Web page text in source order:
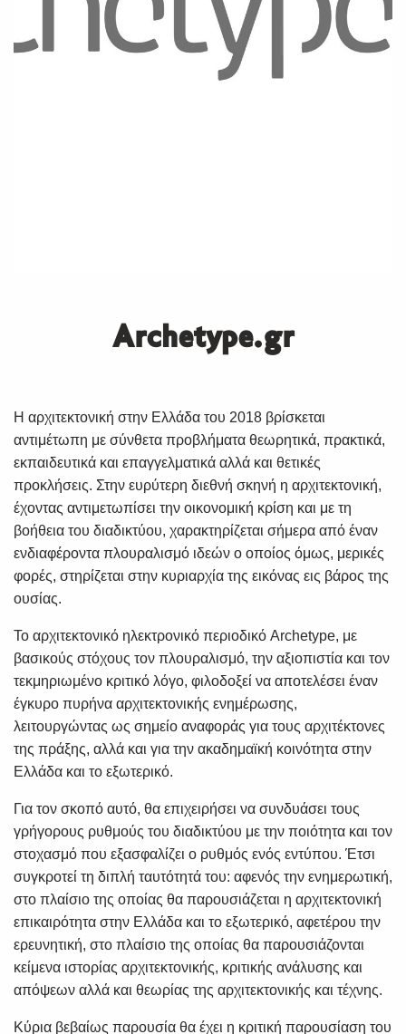
Archetype.gr
Η αρχιτεκτονική στην Ελλάδα του 2018 βρίσκεται
αντιμέτωπη με σύνθετα προβλήματα θεωρητικά, πρακτικά,
εκπαιδευτικά και επαγγελματικά αλλά και θετικές
προκλήσεις. Στην ευρύτερη διεθνή σκηνή η αρχιτεκτονική,
έχοντας αντιμετωπίσει την οικονομική κρίση και με τη
βοήθεια του διαδικτύου, χαρακτηρίζεται σήμερα από έναν
ενδιαφέροντα πλουραλισμό ιδεών ο οποίος όμως, μερικές
φορές, στηρίζεται στην κυριαρχία της εικόνας εις βάρος της
ουσίας.
Το αρχιτεκτονικό ηλεκτρονικό περιοδικό Archetype, με
βασικούς στόχους τον πλουραλισμό, την αξιοπιστία και τον
τεκμηριωμένο κριτικό λόγο, φιλοδοξεί να αποτελέσει έναν
έγκυρο πυρήνα αρχιτεκτονικής ενημέρωσης,
λειτουργώντας ως σημείο αναφοράς για τους αρχιτέκτονες
της πράξης, αλλά και για την ακαδημαϊκή κοινότητα στην
Ελλάδα και το εξωτερικό.
Για τον σκοπό αυτό, θα επιχειρήσει να συνδυάσει τους
γρήγορους ρυθμούς του διαδικτύου με την ποιότητα και τον
στοχασμό που εξασφαλίζει ο ρυθμός ενός εντύπου. Έτσι
συγκροτεί τη διπλή ταυτότητά του: αφενός την ενημερωτική,
στο πλαίσιο της οποίας θα παρουσιάζεται η αρχιτεκτονική
επικαιρότητα στην Ελλάδα και το εξωτερικό, αφετέρου την
ερευνητική, στο πλαίσιο της οποίας θα παρουσιάζονται
κείμενα ιστορίας αρχιτεκτονικής, κριτικής ανάλυσης και
απόψεων αλλά και θεωρίας της αρχιτεκτονικής και τέχνης.
Κύρια βεβαίως παρουσία θα έχει η κριτική παρουσίαση του